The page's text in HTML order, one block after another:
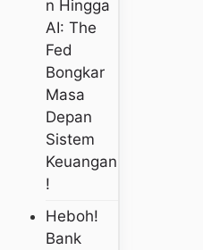
N Hingga
AI: The
Fed
Bongkar
Masa
Depan
Sistem
Keuangan
!
Heboh!
Bank